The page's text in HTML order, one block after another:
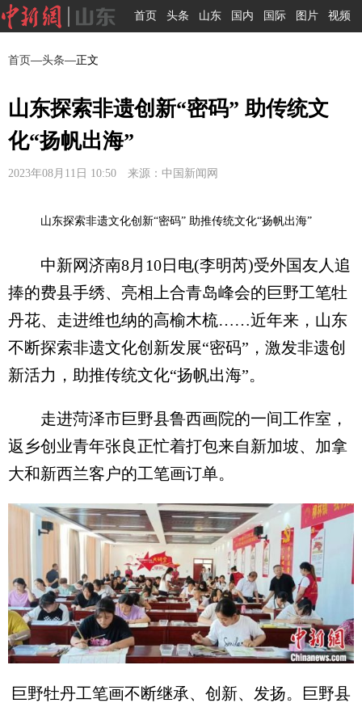
首页 头条 山东 国内 国际 图片 视频
首页—头条—正文
山东探索非遗创新“密码” 助传统文
化“扬帆出海”
2023年08月11日 10:50 来源：中国新闻网
山东探索非遗文化创新“密码” 助推传统文化“扬帆出海”
中新网济南8月10日电(李明芮)受外国友人追
捧的费县手绣、亮相上合青岛峰会的巨野工笔牡
丹花、走进维也纳的高榆木梳……近年来，山东
不断探索非遗文化创新发展“密码”，激发非遗创
新活力，助推传统文化“扬帆出海”。
走进菏泽市巨野县鲁西画院的一间工作室，
返乡创业青年张良正忙着打包来自新加坡、加拿
大和新西兰客户的工笔画订单。
巨野牡丹工笔画不断继承、创新、发扬。巨野县